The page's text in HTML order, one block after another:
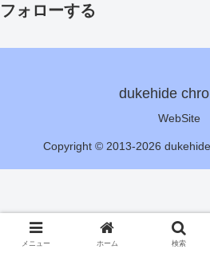
フォローする
dukehide
WebSite
Copyright © 2013-2026
メニュー ホーム 検索